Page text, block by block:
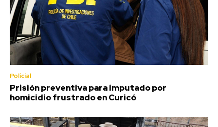
Policial
Prisión preventiva para imputado por
homicidio frustrado en Curicó